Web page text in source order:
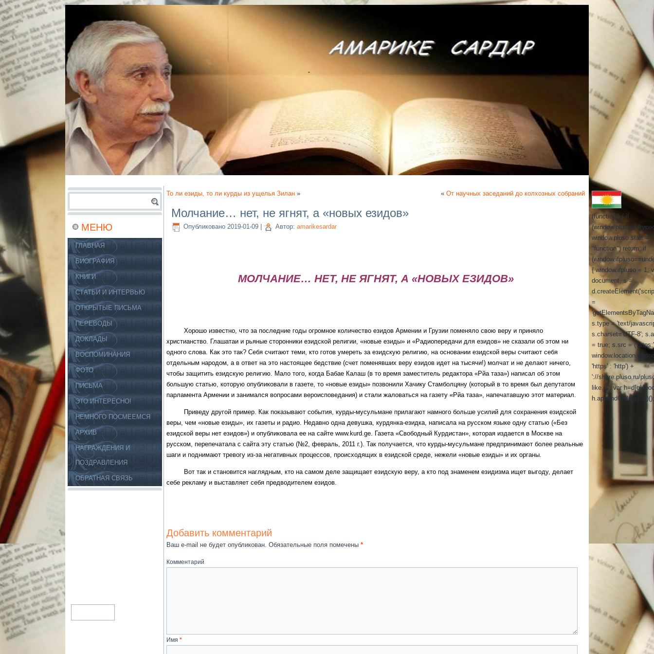
(function() { if
(window.pluso)if
window.pluso.start ==
"function") return; if
{ window.ifpluso = 1;
document, s =
=
s.type = 'text/
s.charset='UTF-8';
= true; s.src =
'https' : 'http') +
'://share.pluso.ru/
like.js'; var
h.appendChild(s);
МЕНЮ
ГЛАВНАЯ
БИОГРАФИЯ
КНИГИ
СТАТЬИ И ИНТЕРВЬЮ
ОТКРЫТЫЕ ПИСЬМА
ПЕРЕВОДЫ
ДОКЛАДЫ
ВОСПОМИНАНИЯ
ФОТО
ПИСЬМА
ЭТО ИНТЕРЕСНО!
НЕМНОГО ПОСМЕЕМСЯ
АРХИВ
НАГРАЖДЕНИЯ И
ПОЗДРАВЛЕНИЯ
ОБРАТНАЯ СВЯЗЬ
То ли езиды, то ли курды из ущелья Зилан » «От научных заседаний до колхозных собраний
Молчание… нет, не ягнят, а «новых езидов»
Опубликовано 2019-01-09 | Автор: amarikesardar
МОЛЧАНИЕ… НЕТ, НЕ ЯГНЯТ, А «НОВЫХ ЕЗИДОВ»
Хорошо известно, что за последние годы огромное количество езидов Армении и Грузии поменяло свою веру и приняло
христианство. Глашатаи и рьяные сторонники езидской религии, «новые езиды» и «Радиопередачи для езидов» не сказали об этом ни
одного слова. Как это так? Себя считают теми, кто готов умереть за езидскую религию, на основании езидской веры считают себя
отдельным народом, а в ответ на это настоящее бедствие (счет поменявших веру езидов идет на тысячи!) молчат и не делают ничего,
чтобы защитить езидскую религию. Мало того, когда Бабае Калаш (в то время заместитель редактора «Рйа таза») написал об этом
большую статью, которую опубликовали в газете, то «новые езиды» позвонили Хачику Стамболцяну (который в то время был депутатом
парламента Армении и занимался вопросами вероисповедания) и стали жаловаться на газету «Рйа таза», напечатавшую этот материал.
Приведу другой пример. Как показывают события, курды-мусульмане прилагают намного больше усилий для сохранения езидской
веры, чем «новые езиды», их газеты и радио. Недавно одна девушка, курдянка-езидка, написала на русском языке одну статью («Без
езидской веры нет езидов») и опубликовала ее на сайте www.kurd.ge. Газета «Свободный Курдистан», которая издается в Москве на
русском, перепечатала с сайта эту статью (№2, февраль, 2011 г.). Так получается, что курды-мусульмане предпринимают более реальные
шаги и поднимают тревогу из-за негативных процессов, происходящих в езидской среде, нежели «новые езиды» и их органы.
Вот так и становится наглядным, кто на самом деле защищает езидскую веру, а кто под знаменем езидизма ищет выгоду, делает
себе рекламу и выставляет себя предводителем езидов.
Добавить комментарий
Ваш e-mail не будет опубликован. Обязательные поля помечены*
Комментарий
Имя*